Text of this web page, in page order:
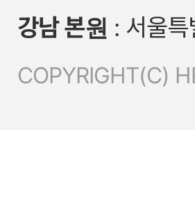
강남 본원 : 서울
COPYRIGHT(C)